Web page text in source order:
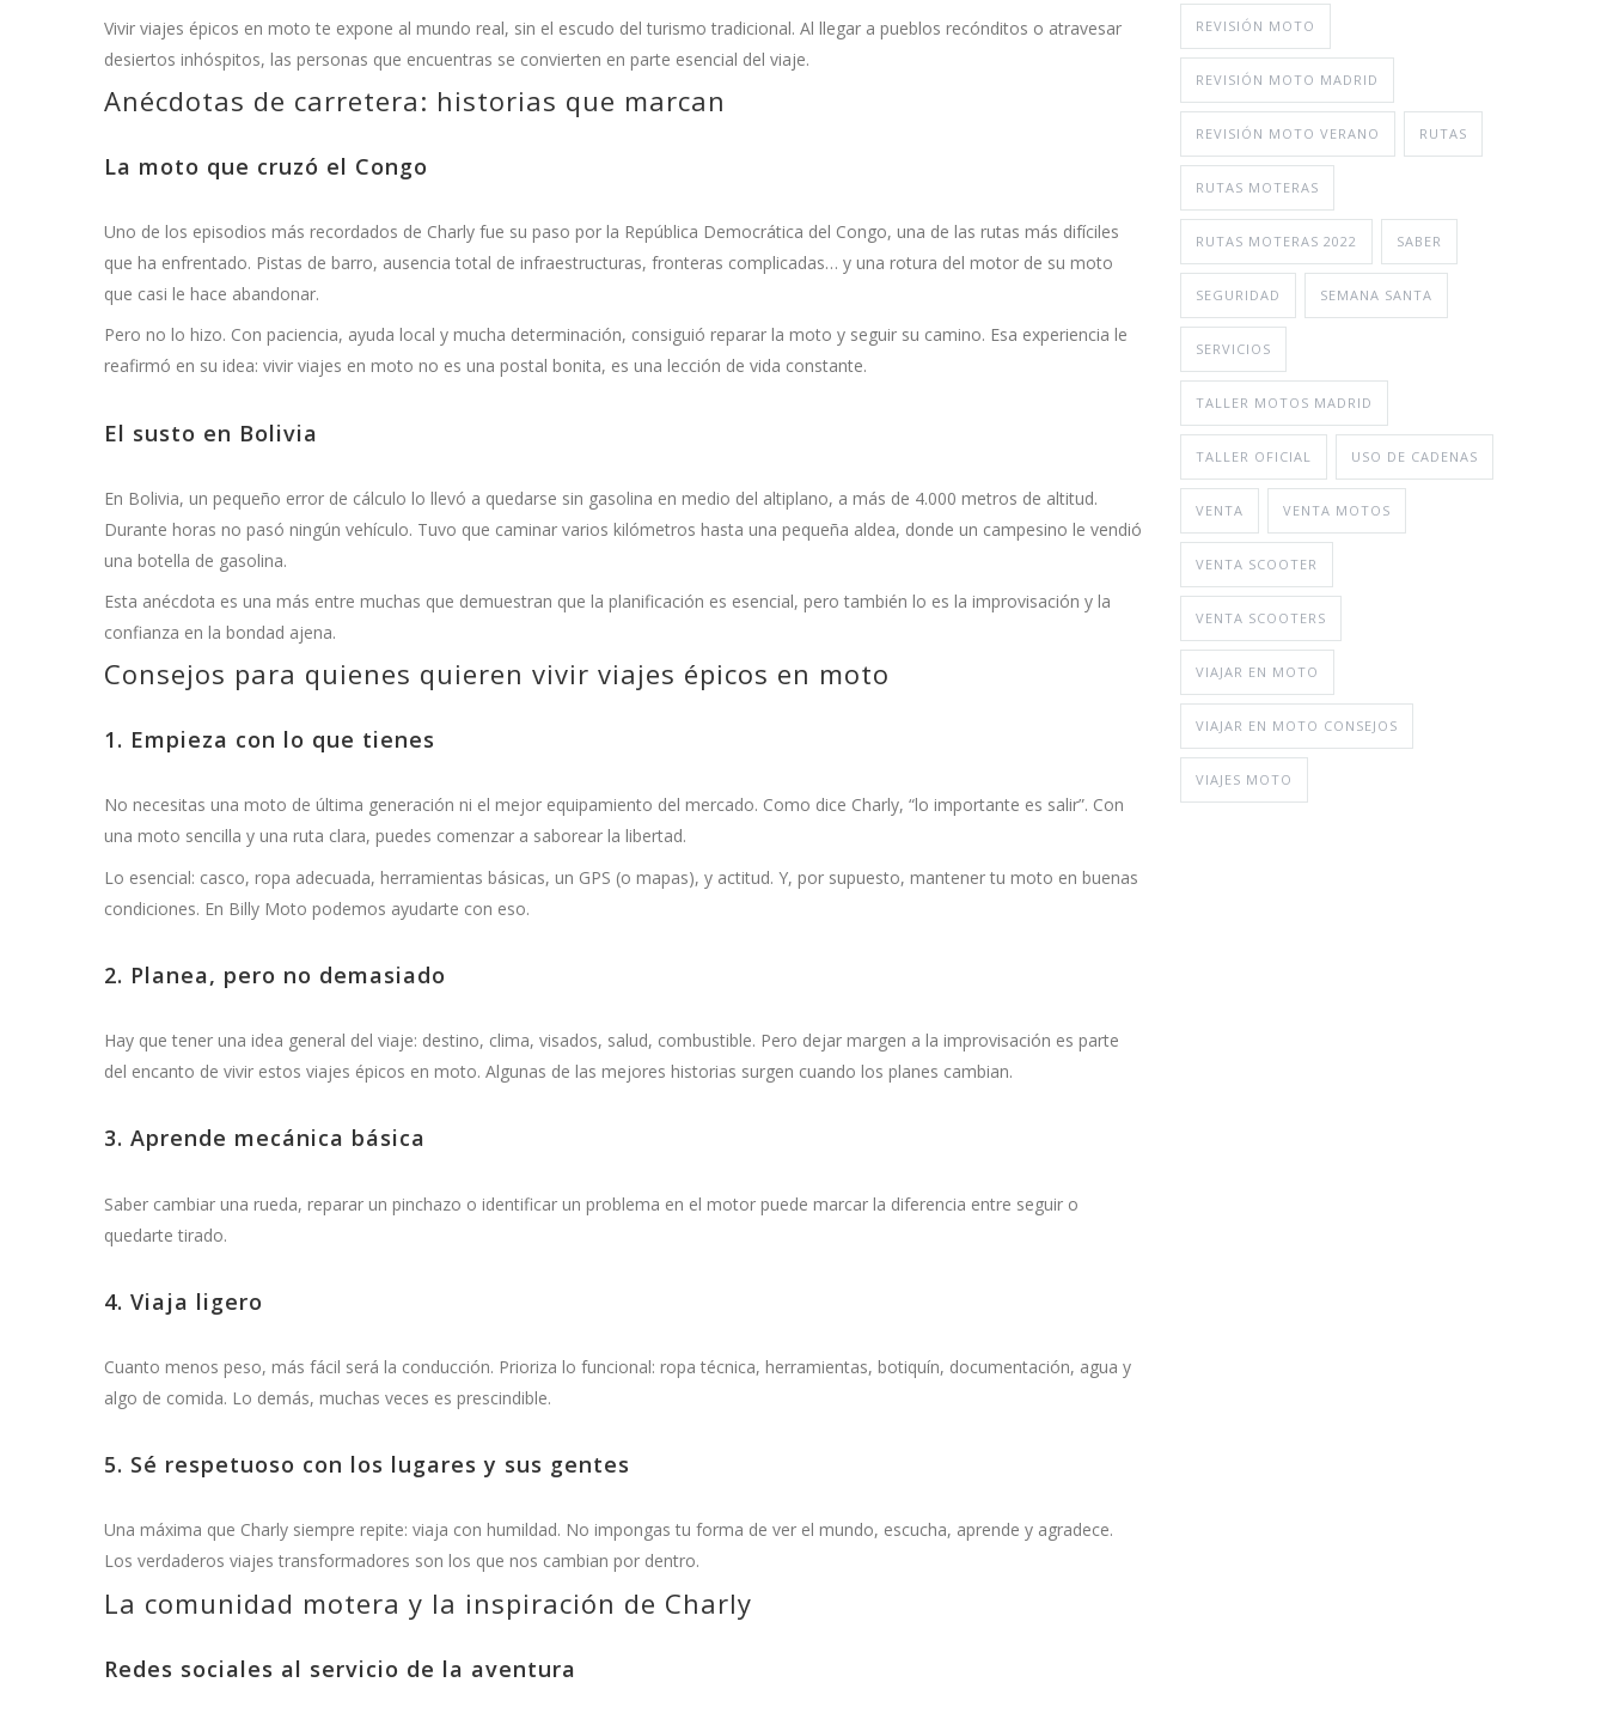
Vivir viajes épicos en moto te expone al mundo real, sin el escudo del turismo tradicional. Al llegar a pueblos recónditos o atravesar
desiertos inhóspitos, las personas que encuentras se convierten en parte esencial del viaje.
Anécdotas de carretera: historias que marcan
La moto que cruzó el Congo
Uno de los episodios más recordados de Charly fue su paso por la República Democrática del Congo, una de las rutas más difíciles
que ha enfrentado. Pistas de barro, ausencia total de infraestructuras, fronteras complicadas… y una rotura del motor de su moto
que casi le hace abandonar.
Pero no lo hizo. Con paciencia, ayuda local y mucha determinación, consiguió reparar la moto y seguir su camino. Esa experiencia le
reafirmó en su idea: vivir viajes en moto no es una postal bonita, es una lección de vida constante.
El susto en Bolivia
En Bolivia, un pequeño error de cálculo lo llevó a quedarse sin gasolina en medio del altiplano, a más de 4.000 metros de altitud.
Durante horas no pasó ningún vehículo. Tuvo que caminar varios kilómetros hasta una pequeña aldea, donde un campesino le vendió
una botella de gasolina.
Esta anécdota es una más entre muchas que demuestran que la planificación es esencial, pero también lo es la improvisación y la
confianza en la bondad ajena.
Consejos para quienes quieren vivir viajes épicos en moto
1. Empieza con lo que tienes
No necesitas una moto de última generación ni el mejor equipamiento del mercado. Como dice Charly, “lo importante es salir”. Con
una moto sencilla y una ruta clara, puedes comenzar a saborear la libertad.
Lo esencial: casco, ropa adecuada, herramientas básicas, un GPS (o mapas), y actitud. Y, por supuesto, mantener tu moto en buenas
condiciones. En Billy Moto podemos ayudarte con eso.
2. Planea, pero no demasiado
Hay que tener una idea general del viaje: destino, clima, visados, salud, combustible. Pero dejar margen a la improvisación es parte
del encanto de vivir estos viajes épicos en moto. Algunas de las mejores historias surgen cuando los planes cambian.
3. Aprende mecánica básica
Saber cambiar una rueda, reparar un pinchazo o identificar un problema en el motor puede marcar la diferencia entre seguir o
quedarte tirado.
4. Viaja ligero
Cuanto menos peso, más fácil será la conducción. Prioriza lo funcional: ropa técnica, herramientas, botiquín, documentación, agua y
algo de comida. Lo demás, muchas veces es prescindible.
5. Sé respetuoso con los lugares y sus gentes
Una máxima que Charly siempre repite: viaja con humildad. No impongas tu forma de ver el mundo, escucha, aprende y agradece.
Los verdaderos viajes transformadores son los que nos cambian por dentro.
La comunidad motera y la inspiración de Charly
Redes sociales al servicio de la aventura
REVISIÓN MOTO
REVISIÓN MOTO MADRID
REVISIÓN MOTO VERANO RUTAS
RUTAS MOTERAS
RUTAS MOTERAS 2022 SABER
SEGURIDAD SEMANA SANTA
SERVICIOS
TALLER MOTOS MADRID
TALLER OFICIAL USO DE CADENAS
VENTA VENTA MOTOS
VENTA SCOOTER
VENTA SCOOTERS
VIAJAR EN MOTO
VIAJAR EN MOTO CONSEJOS
VIAJES MOTO